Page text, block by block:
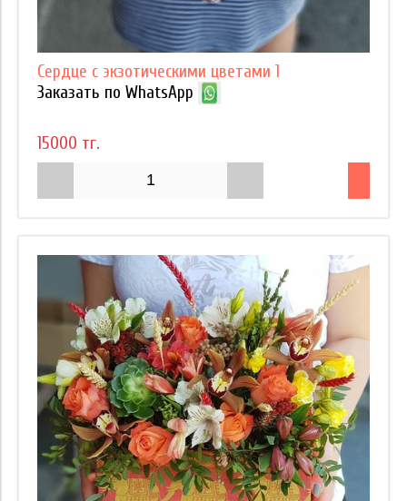
Сердце с экзотическими цветами 1
Заказать по WhatsApp
15000 тг.